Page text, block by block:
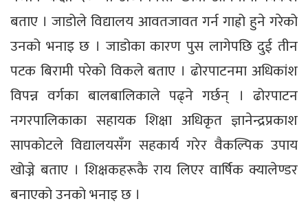
बताए । जाडोले विद्यालय आवतजावत गर्न गाह्रो हुने गरेको
उनको भनाइ छ । जाडोका कारण पुस लागेपछि दुई तीन
पटक बिरामी परेको विकले बताए । ढोरपाटनमा अधिकांश
विपन्न वर्गका बालबालिकाले पढ्ने गर्छन् । ढोरपाटन
नगरपालिकाका सहायक शिक्षा अधिकृत ज्ञानेन्द्रप्रकाश
सापकोटले विद्यालयसँग सहकार्य गरेर वैकल्पिक उपाय
खोज्ने बताए । शिक्षकहरूकै राय लिएर वार्षिक क्यालेण्डर
बनाएको उनको भनाइ छ ।